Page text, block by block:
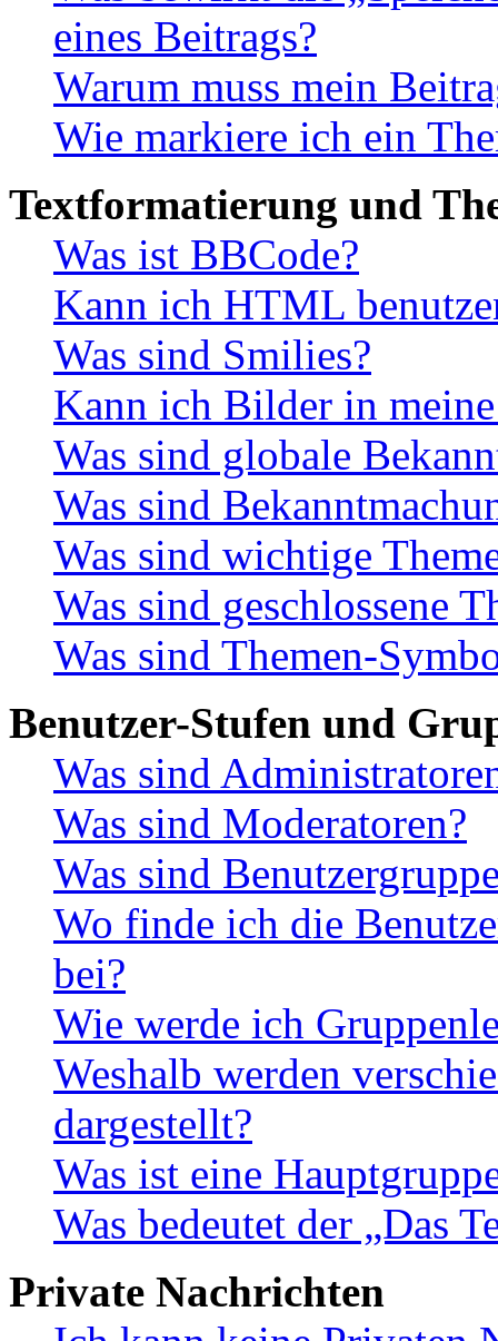
eines Beitrags?
Warum muss mein
Wie markiere ich ein
Textformatierung und
Was ist BBCode?
Kann ich HTML
Was sind Smilies?
Kann ich Bilder in
Was sind globale
Was sind
Was sind wichtige
Was sind geschlossene
Was sind Themen-
Benutzer-Stufen und
Was sind
Was sind Moderatoren?
Was sind
Wo finde ich die
bei?
Wie werde ich
Weshalb werden
dargestellt?
Was ist eine
Was bedeutet der „Das
Private Nachrichten